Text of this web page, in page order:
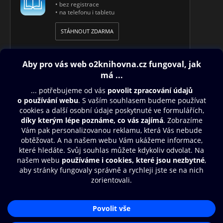
• bez registrace
• na telefonu i tabletu
STÁHNOUT ZDARMA
Obsah ke stažení
Moje O2 Knihovna
Další zábava
© O2 Czech Republic a.s.
Zásady zpracování osobních údajůAplikace O2 Knihovna